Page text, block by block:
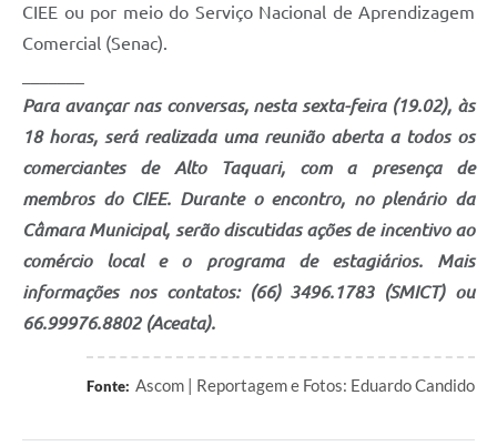
CIEE ou por meio do Serviço Nacional de Aprendizagem
Comercial (Senac).
Para avançar nas conversas, nesta sexta-feira (19.02), às
18 horas, será realizada uma reunião aberta a todos os
comerciantes de Alto Taquari, com a presença de
membros do CIEE. Durante o encontro, no plenário da
Câmara Municipal, serão discutidas ações de incentivo ao
comércio local e o programa de estagiários. Mais
informações nos contatos: (66) 3496.1783 (SMICT) ou
66.99976.8802 (Aceata).
Fonte: Ascom | Reportagem e Fotos: Eduardo Candido